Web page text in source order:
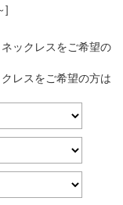
]
ックレスをご希望の
レスをご希望の方は